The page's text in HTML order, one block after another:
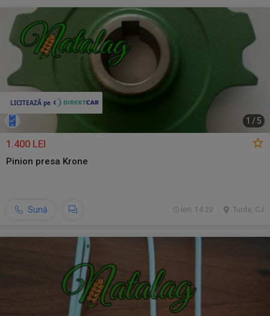
1 / 5
1.400 LEI
Pinion presa Krone
Sună Turda, CJ
ieri, 14:20